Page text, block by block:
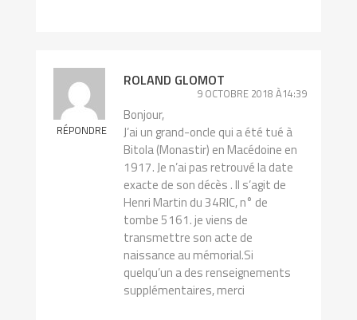
RÉPONDRE
ROLAND GLOMOT
9 OCTOBRE 2018 À14:39
Bonjour,
J’ai un grand-oncle qui a été tué à
Bitola (Monastir) en Macédoine en
1917. Je n’ai pas retrouvé la date
exacte de son décès . Il s’agit de
Henri Martin du 34RIC, n° de
tombe 5161. je viens de
transmettre son acte de
naissance au mémorial.Si
quelqu’un a des renseignements
supplémentaires, merci